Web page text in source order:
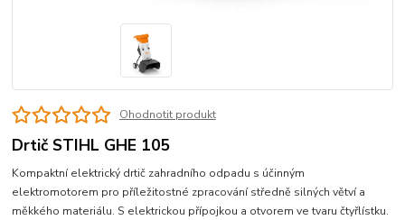
Ohodnotit produkt
Drtič STIHL GHE 105
Kompaktní elektrický drtič zahradního odpadu s účinným
elektromotorem pro příležitostné zpracování středně silných větví a
měkkého materiálu. S elektrickou přípojkou a otvorem ve tvaru čtyřlístku.